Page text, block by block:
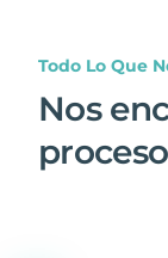
Todo Lo Que
Nos